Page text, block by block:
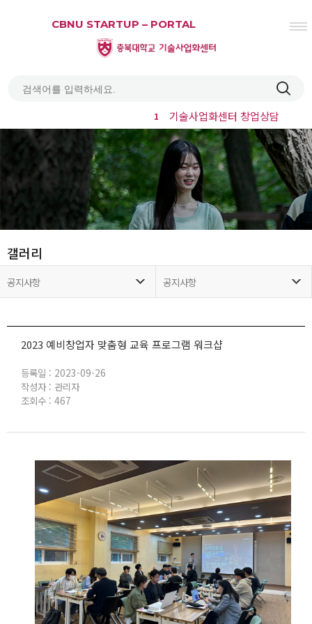
CBNU STARTUP – PORTAL
열기
열기
열기
열기
1 기술사업화센터 창업상담
갤러리
공지사항 공지사항
2023 예비창업자 맞춤형 교육 프로그램 워크샵
등록일 : 2023-09-26
작성자 : 관리자
조회수 : 467